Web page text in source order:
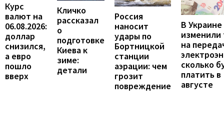
Курс
валют на
06.08.2026:
доллар
снизился,
а евро
пошло
вверх
Кличко
рассказал
о
подготовке
Киева к
зиме:
детали
Россия
наносит
удары по
Бортницкой
станции
аэрации: чем
грозит
повреждение
В Украине
на
сколько
платить в
августе